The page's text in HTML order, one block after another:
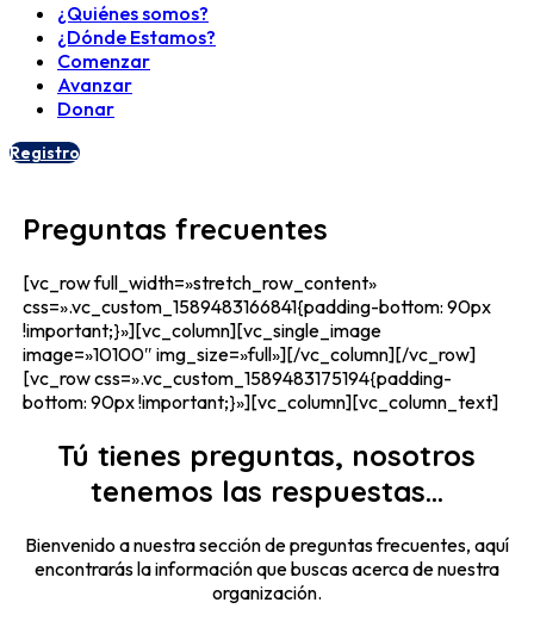
¿Quiénes somos?
¿Dónde Estamos?
Comenzar
Avanzar
Donar
Registro
Preguntas frecuentes
[vc_row full_width=»stretch_row_content»
css=».vc_custom_1589483166841{padding-bottom: 90px
!important;}»][vc_column][vc_single_image
image=»10100″ img_size=»full»][/vc_column][/vc_row]
[vc_row css=».vc_custom_1589483175194{padding-
bottom: 90px !important;}»][vc_column][vc_column_text]
Tú tienes preguntas, nosotros
tenemos las respuestas…
Bienvenido a nuestra sección de preguntas frecuentes, aquí
encontrarás la información que buscas acerca de nuestra
organización.